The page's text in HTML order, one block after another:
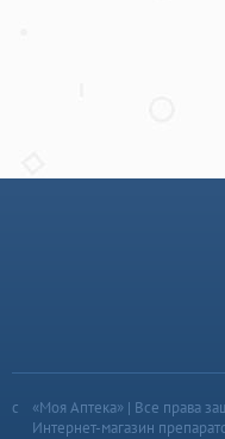
«Моя Аптека» | Все права
Интернет-магазин